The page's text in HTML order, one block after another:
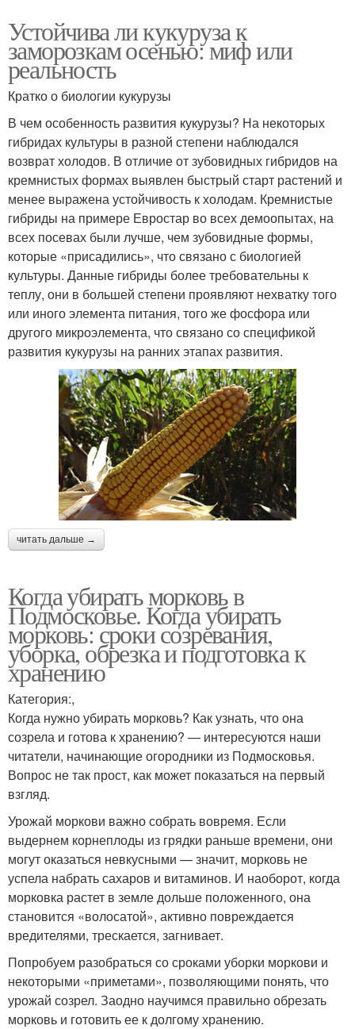
Устойчива ли кукуруза к
заморозкам осенью: миф или
реальность
Кратко о биологии кукурузы
В чем особенность развития кукурузы? На некоторых
гибридах культуры в разной степени наблюдался
возврат холодов. В отличие от зубовидных гибридов на
кремнистых формах выявлен быстрый старт растений и
менее выражена устойчивость к холодам. Кремнистые
гибриды на примере Евростар во всех демоопытах, на
всех посевах были лучше, чем зубовидные формы,
которые «присадились», что связано с биологией
культуры. Данные гибриды более требовательны к
теплу, они в большей степени проявляют нехватку того
или иного элемента питания, того же фосфора или
другого микроэлемента, что связано со спецификой
развития кукурузы на ранних этапах развития.
читать дальше →
Когда убирать морковь в
Подмосковье. Когда убирать
морковь: сроки созревания,
уборка, обрезка и подготовка к
хранению
Категория:,
Когда нужно убирать морковь? Как узнать, что она
созрела и готова к хранению? — интересуются наши
читатели, начинающие огородники из Подмосковья.
Вопрос не так прост, как может показаться на первый
взгляд.
Урожай моркови важно собрать вовремя. Если
выдернем корнеплоды из грядки раньше времени, они
могут оказаться невкусными — значит, морковь не
успела набрать сахаров и витаминов. И наоборот, когда
морковка растет в земле дольше положенного, она
становится «волосатой», активно повреждается
вредителями, трескается, загнивает.
Попробуем разобраться со сроками уборки моркови и
некоторыми «приметами», позволяющими понять, что
урожай созрел. Заодно научимся правильно обрезать
морковь и готовить ее к долгому хранению.